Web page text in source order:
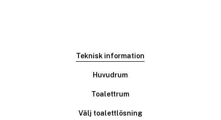
Teknisk information
Huvudrum
Toalettrum
Välj toalettlösning